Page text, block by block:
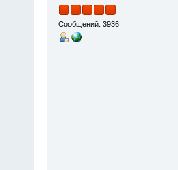
Сообщений: 3936